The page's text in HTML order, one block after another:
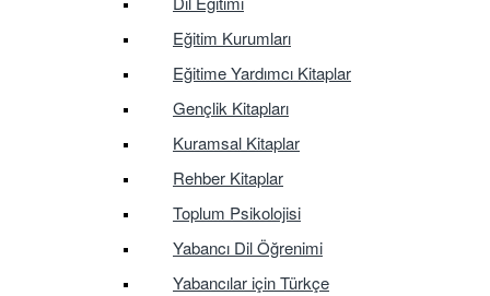
Eğitim Kurumları
Eğitime Yardımcı Kitaplar
Gençlik Kitapları
Kuramsal Kitaplar
Rehber Kitaplar
Toplum Psikolojisi
Yabancı Dil Öğrenimi
Yabancılar için Türkçe